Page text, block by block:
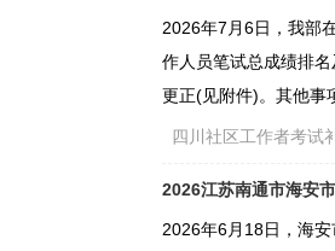
2026年7月6日，我部
作人员笔试总成绩排
更正(见附件)。其他事
四川社区工作者考试
2026江苏南通市海安
2026年6月18日，海